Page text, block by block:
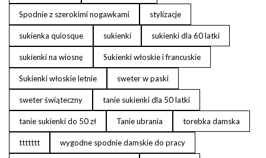
Spodnie z szerokimi nogawkami stylizacje
sukienka quiosque sukienki sukienki dla 60 latki
sukienki na wiosnę Sukienki włoskie i francuskie
Sukienki włoskie letnie sweter w paski
sweter świąteczny tanie sukienki dla 50 latki
tanie sukienki do 50 zł Tanie ubrania torebka damska
ttttttt wygodne spodnie damskie do pracy